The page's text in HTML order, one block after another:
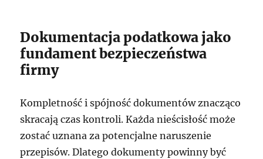
Dokumentacja podatkowa jako
fundament bezpieczeństwa
firmy
Kompletność i spójność dokumentów znacząco
skracają czas kontroli. Każda nieścisłość może
zostać uznana za potencjalne naruszenie
przepisów. Dlatego dokumenty powinny być